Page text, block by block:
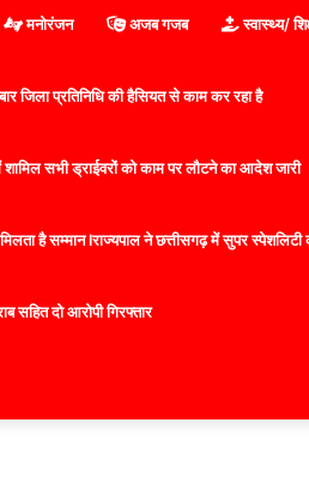
मनोरंजन अजब गजब स्वास्थ्य/
जिला प्रतिनिधि की हैसियत से काम कर रहा है
शामिल सभी ड्राईवरों को काम पर लौटने का आदेश जारी
है सम्मान lराज्यपाल ने छत्तीसगढ़ में सुपर
सहित दो आरोपी गिरफ्तार